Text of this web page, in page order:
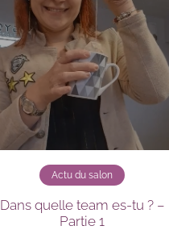
Actu du salon
Dans quelle team es-tu ? –
Partie 1